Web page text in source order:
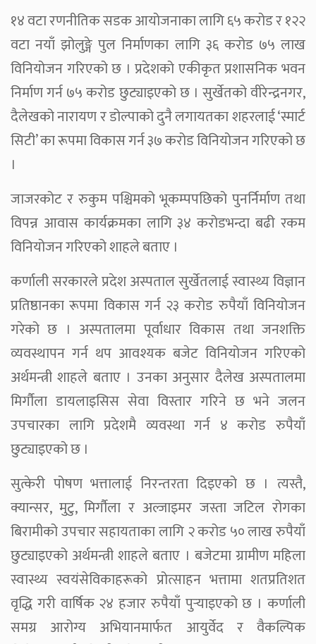
१४ वटा रणनीतिक सडक आयोजनाका लागि ६५ करोड र १२२
वटा नयाँ झोलुङ्गे पुल निर्माणका लागि ३६ करोड ७५ लाख
विनियोजन गरिएको छ । प्रदेशको एकीकृत प्रशासनिक भवन
निर्माण गर्न ७५ करोड छुट्याइएको छ । सुर्खेतको वीरेन्द्रनगर,
दैलेखको नारायण र डोल्पाको दुनै लगायतका शहरलाई ‘स्मार्ट
सिटी’ का रूपमा विकास गर्न ३७ करोड विनियोजन गरिएको छ
।
जाजरकोट र रुकुम पश्चिमको भूकम्पपछिको पुनर्निर्माण तथा
विपन्न आवास कार्यक्रमका लागि ३४ करोडभन्दा बढी रकम
विनियोजन गरिएको शाहले बताए ।
कर्णाली सरकारले प्रदेश अस्पताल सुर्खेतलाई स्वास्थ्य विज्ञान
प्रतिष्ठानका रूपमा विकास गर्न २३ करोड रुपैयाँ विनियोजन
गरेको छ । अस्पतालमा पूर्वाधार विकास तथा जनशक्ति
व्यवस्थापन गर्न थप आवश्यक बजेट विनियोजन गरिएको
अर्थमन्त्री शाहले बताए । उनका अनुसार दैलेख अस्पतालमा
मिर्गौला डायलाइसिस सेवा विस्तार गरिने छ भने जलन
उपचारका लागि प्रदेशमै व्यवस्था गर्न ४ करोड रुपैयाँ
छुट्याइएको छ ।
सुत्केरी पोषण भत्तालाई निरन्तरता दिइएको छ । त्यस्तै,
क्यान्सर, मुटु, मिर्गौला र अल्जाइमर जस्ता जटिल रोगका
बिरामीको उपचार सहायताका लागि २ करोड ५० लाख रुपैयाँ
छुट्याइएको अर्थमन्त्री शाहले बताए । बजेटमा ग्रामीण महिला
स्वास्थ्य स्वयंसेविकाहरूको प्रोत्साहन भत्तामा शतप्रतिशत
वृद्धि गरी वार्षिक २४ हजार रुपैयाँ पुर्‍याइएको छ । कर्णाली
समग्र आरोग्य अभियानमार्फत आयुर्वेद र वैकल्पिक